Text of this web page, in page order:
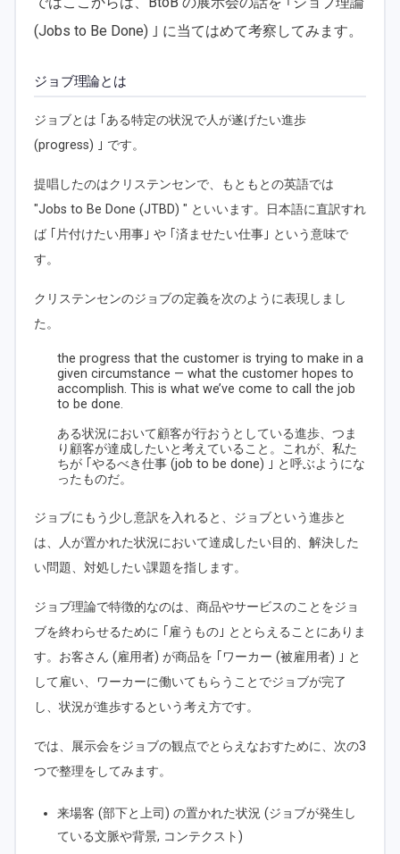
(Jobs to Be Done) ｣ に当てはめて考察してみます。
ジョブ理論とは
ジョブとは ｢ある特定の状況で人が遂げたい進歩
(progress) ｣ です。
提唱したのはクリステンセンで、もともとの英語では
"Jobs to Be Done (JTBD) " といいます。日本語に直訳すれ
ば ｢片付けたい用事｣ や ｢済ませたい仕事｣ という意味で
す。
クリステンセンのジョブの定義を次のように表現しまし
た。
the progress that the customer is trying to make in a
given circumstance — what the customer hopes to
accomplish. This is what we’ve come to call the job
to be done.
ある状況において顧客が行おうとしている進歩、つま
り顧客が達成したいと考えていること。これが、私た
ちが ｢やるべき仕事 (job to be done) ｣ と呼ぶようにな
ったものだ。
ジョブにもう少し意訳を入れると、ジョブという進歩と
は、人が置かれた状況において達成したい目的、解決した
い問題、対処したい課題を指します。
ジョブ理論で特徴的なのは、商品やサービスのことをジョ
ブを終わらせるために ｢雇うもの｣ ととらえることにありま
す。お客さん (雇用者) が商品を ｢ワーカー (被雇用者) ｣ と
して雇い、ワーカーに働いてもらうことでジョブが完了
し、状況が進歩するという考え方です。
では、展示会をジョブの観点でとらえなおすために、次の3
つで整理をしてみます。
来場客 (部下と上司) の置かれた状況 (ジョブが発生し
ている文脈や背景, コンテクスト)